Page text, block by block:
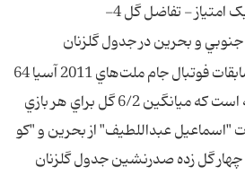
و بحرين در جدول گلزنان
در پايان مرحله گروهي مسابقات فوتبال جام ملت‌هاي 2011 آسيا 64
گل از خط دروازه‌ها گذشته است که ميانگين 6/2 گل براي هر بازي
"اسماعيل عبداللطيف" از بحرين و "کو
چهار گل زده صدرنشين جدول گلزنان